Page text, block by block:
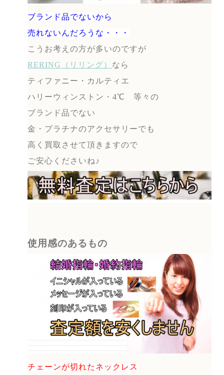
ブランド品でないから
売れないんだろうな・・・
こうお考えの方が多いのですが
RERING（リリング） なら
ティファニー・カルティエ
ハリーウィンストン・4℃ 等々の
ブランド品でない
金・プラチナのアクセサリーでも
高く買取させて頂きますので
ご安心くださいね♪
使用感のあるもの
チェーンが切れたネックレス